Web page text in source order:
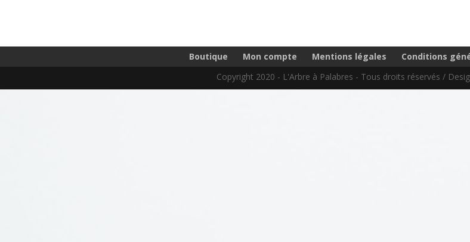
Boutique Mon compte Mentions légales Conditions
Copyright 2020 - L'Arbre à Palabres - Tous droits réservés /